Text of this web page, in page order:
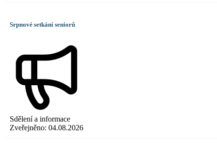
Srpnové setkání seniorů
Sdělení a informace
Zveřejněno: 04.08.2026